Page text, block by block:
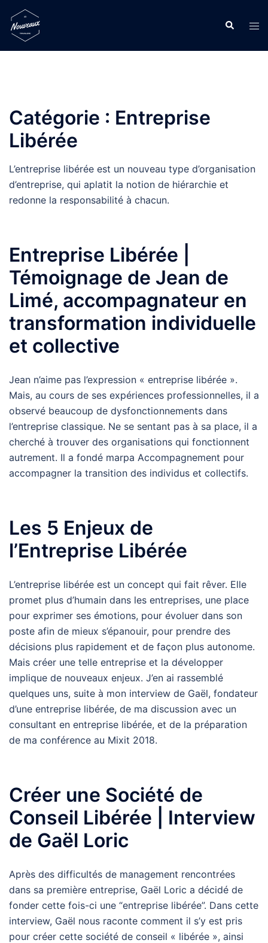
Catégorie : Entreprise
Libérée
L’entreprise libérée est un nouveau type d’organisation
d’entreprise, qui aplatit la notion de hiérarchie et
redonne la responsabilité à chacun.
Entreprise Libérée |
Témoignage de Jean de
Limé, accompagnateur en
transformation individuelle
et collective
Jean n’aime pas l’expression « entreprise libérée ».
Mais, au cours de ses expériences professionnelles, il a
observé beaucoup de dysfonctionnements dans
l’entreprise classique. Ne se sentant pas à sa place, il a
cherché à trouver des organisations qui fonctionnent
autrement. Il a fondé marpa Accompagnement pour
accompagner la transition des individus et collectifs.
Les 5 Enjeux de
l’Entreprise Libérée
L’entreprise libérée est un concept qui fait rêver. Elle
promet plus d’humain dans les entreprises, une place
pour exprimer ses émotions, pour évoluer dans son
poste afin de mieux s’épanouir, pour prendre des
décisions plus rapidement et de façon plus autonome.
Mais créer une telle entreprise et la développer
implique de nouveaux enjeux. J’en ai rassemblé
quelques uns, suite à mon interview de Gaël, fondateur
d’une entreprise libérée, de ma discussion avec un
consultant en entreprise libérée, et de la préparation
de ma conférence au Mixit 2018.
Créer une Société de
Conseil Libérée | Interview
de Gaël Loric
Après des difficultés de management rencontrées
dans sa première entreprise, Gaël Loric a décidé de
fonder cette fois-ci une “entreprise libérée”. Dans cette
interview, Gaël nous raconte comment il s’y est pris
pour créer cette société de conseil « libérée », ainsi